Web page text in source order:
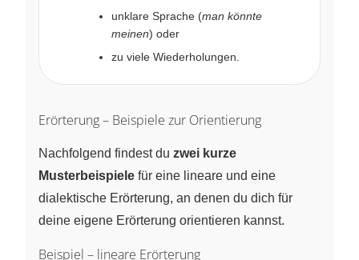
unklare Sprache (man könnte
meinen) oder
zu viele Wiederholungen.
Erörterung – Beispiele zur Orientierung
Nachfolgend findest du zwei kurze
Musterbeispiele für eine lineare und eine
dialektische Erörterung, an denen du dich für
deine eigene Erörterung orientieren kannst.
Beispiel – lineare Erörterung